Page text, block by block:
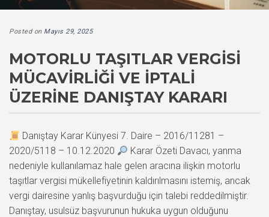
Posted on Mayıs 29, 2025
MOTORLU TAŞITLAR VERGISI
MÜCAVIRLIĞI VE İPTALI
ÜZERINE DANIŞTAY KARARI
Danıştay Karar Künyesi 7. Daire – 2016/11281 –
2020/5118 – 10.12.2020
Karar Özeti Davacı, yanma
nedeniyle kullanılamaz hale gelen aracına ilişkin motorlu
taşıtlar vergisi mükellefiyetinin kaldırılmasını istemiş, ancak
vergi dairesine yanlış başvurduğu için talebi reddedilmiştir.
Danıştay, usulsüz başvurunun hukuka uygun olduğunu